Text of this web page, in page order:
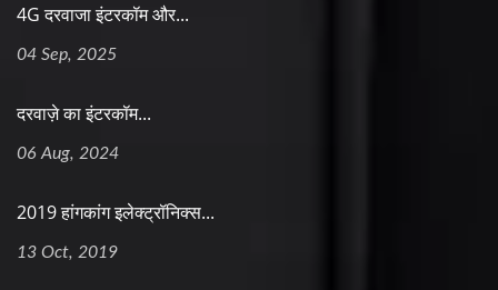
4G दरवाजा इंटरकॉम और...
04 Sep, 2025
दरवाज़े का इंटरकॉम...
06 Aug, 2024
2019 हांगकांग इलेक्ट्रॉनिक्स...
13 Oct, 2019